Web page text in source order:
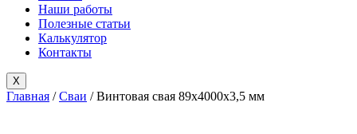
Наши работы
Полезные статьи
Калькулятор
Контакты
X
Главная /Сваи / Винтовая свая 89х4000х3,5 мм